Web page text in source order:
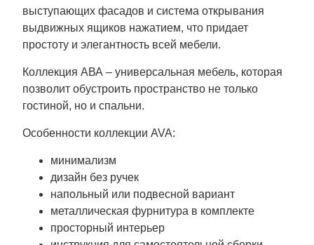
выступающих фасадов и система открывания
выдвижных ящиков нажатием, что придает
простоту и элегантность всей мебели.
Коллекция АВА – универсальная мебель, которая
позволит обустроить пространство не только
гостиной, но и спальни.
Особенности коллекции AVA:
минимализм
дизайн без ручек
напольный или подвесной вариант
металлическая фурнитура в комплекте
просторный интерьер